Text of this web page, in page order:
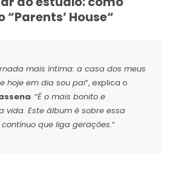
“Parents’ House“
mais íntima: a casa dos meus
hoje em dia sou pai“, explica o
. “É o mais bonito e
vida. Este álbum é sobre essa
que liga gerações.“